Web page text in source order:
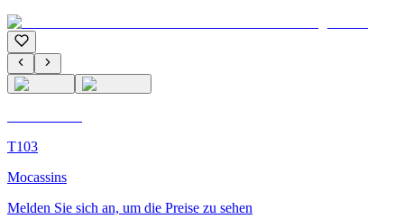
T103
Mocassins
Melden Sie sich an, um die Preise zu sehen